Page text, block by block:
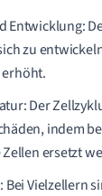
Entwicklung:
zu
Der
indem
ersetzt
Vielzellern